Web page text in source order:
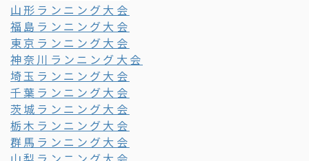
山形ランニング大会
福島ランニング大会
東京ランニング大会
神奈川ランニング大会
埼玉ランニング大会
千葉ランニング大会
茨城ランニング大会
栃木ランニング大会
群馬ランニング大会